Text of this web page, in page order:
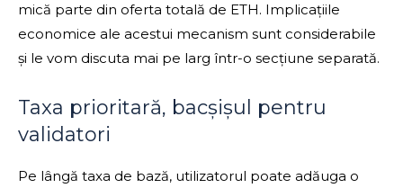
mică parte din oferta totală de ETH. Implicațiile
economice ale acestui mecanism sunt considerabile
și le vom discuta mai pe larg într-o secțiune separată.
Taxa prioritară, bacșișul pentru
validatori
Pe lângă taxa de bază, utilizatorul poate adăuga o